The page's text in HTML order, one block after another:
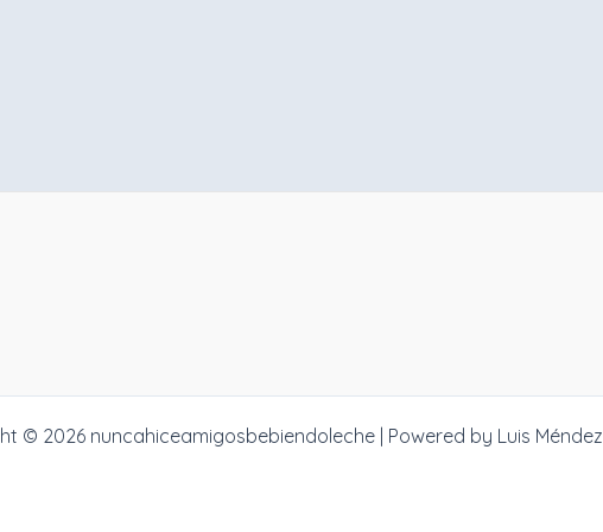
© 2026 nuncahiceamigosbebiendoleche | Powered by Luis Méndez